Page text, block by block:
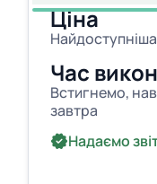
Ціна
Час
Встигнемо,
завтра
Надаємо